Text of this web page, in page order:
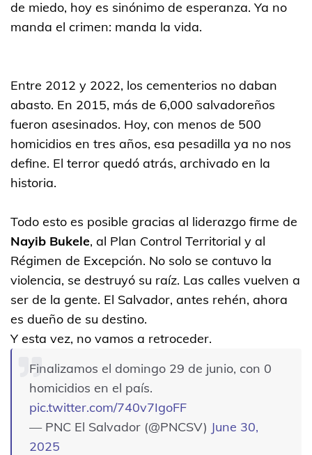
de miedo, hoy es sinónimo de esperanza. Ya no
manda el crimen: manda la vida.
Entre 2012 y 2022, los cementerios no daban
abasto. En 2015, más de 6,000 salvadoreños
fueron asesinados. Hoy, con menos de 500
homicidios en tres años, esa pesadilla ya no nos
define. El terror quedó atrás, archivado en la
historia.
Todo esto es posible gracias al liderazgo firme de
Nayib Bukele, al Plan Control Territorial y al
Régimen de Excepción. No solo se contuvo la
violencia, se destruyó su raíz. Las calles vuelven a
ser de la gente. El Salvador, antes rehén, ahora
es dueño de su destino.
Y esta vez, no vamos a retroceder.
Finalizamos el domingo 29 de junio, con 0
homicidios en el país.
pic.twitter.com/740v7IgoFF
— PNC El Salvador (@PNCSV) June 30,
2025